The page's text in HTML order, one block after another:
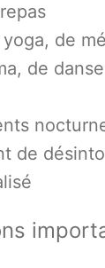
de
de
de